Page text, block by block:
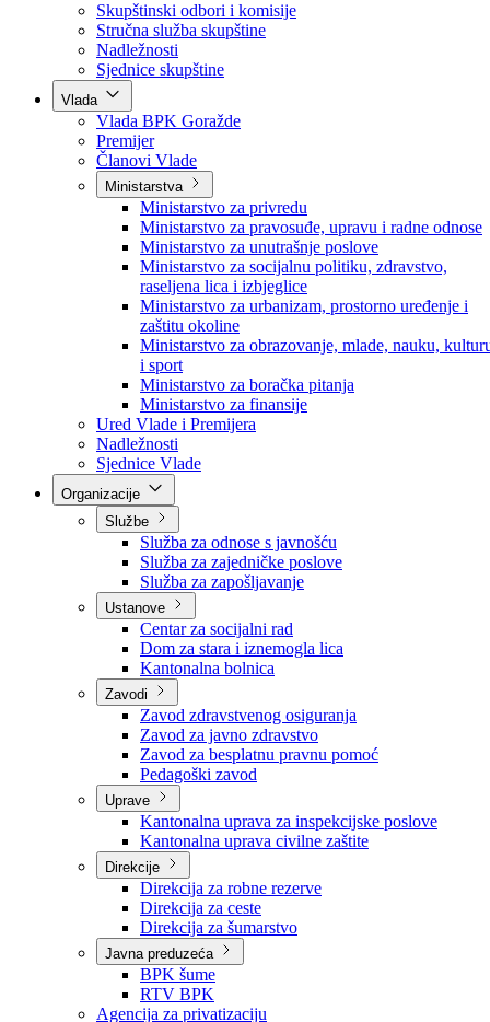
Poslanici po strankama
Poslanici po klubovima naroda
Kolegij skupštine
Skupštinski odbori i komisije
Stručna služba skupštine
Nadležnosti
Sjednice skupštine
Vlada
Vlada BPK Goražde
Premijer
Članovi Vlade
Ministarstva
Ministarstvo za privredu
Ministarstvo za pravosuđe, upravu i radne odnose
Ministarstvo za unutrašnje poslove
Ministarstvo za socijalnu politiku, zdravstvo,
raseljena lica i izbjeglice
Ministarstvo za urbanizam, prostorno uređenje i
zaštitu okoline
Ministarstvo za obrazovanje, mlade, nauku,
i sport
Ministarstvo za boračka pitanja
Ministarstvo za finansije
Ured Vlade i Premijera
Nadležnosti
Sjednice Vlade
Službe
Služba za odnose s javnošću
Služba za zajedničke poslove
Služba za zapošljavanje
Ustanove
Centar za socijalni rad
Dom za stara i iznemogla lica
Kantonalna bolnica
Zavodi
Zavod zdravstvenog osiguranja
Zavod za javno zdravstvo
Zavod za besplatnu pravnu pomoć
Pedagoški zavod
Uprave
Kantonalna uprava za inspekcijske poslove
Kantonalna uprava civilne zaštite
Direkcije
Direkcija za robne rezerve
Direkcija za ceste
Direkcija za šumarstvo
Javna preduzeća